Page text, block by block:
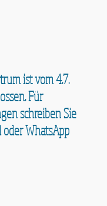
ist vom 4.7.
Für
schreiben Sie
WhatsApp